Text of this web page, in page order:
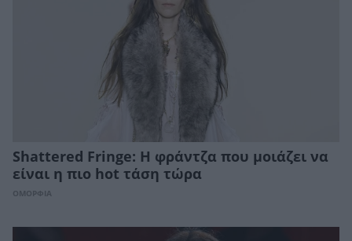
Shattered Fringe: Η φράντζα που μοιάζει να
είναι η πιο hot τάση τώρα
ΟΜΟΡΦΙΑ